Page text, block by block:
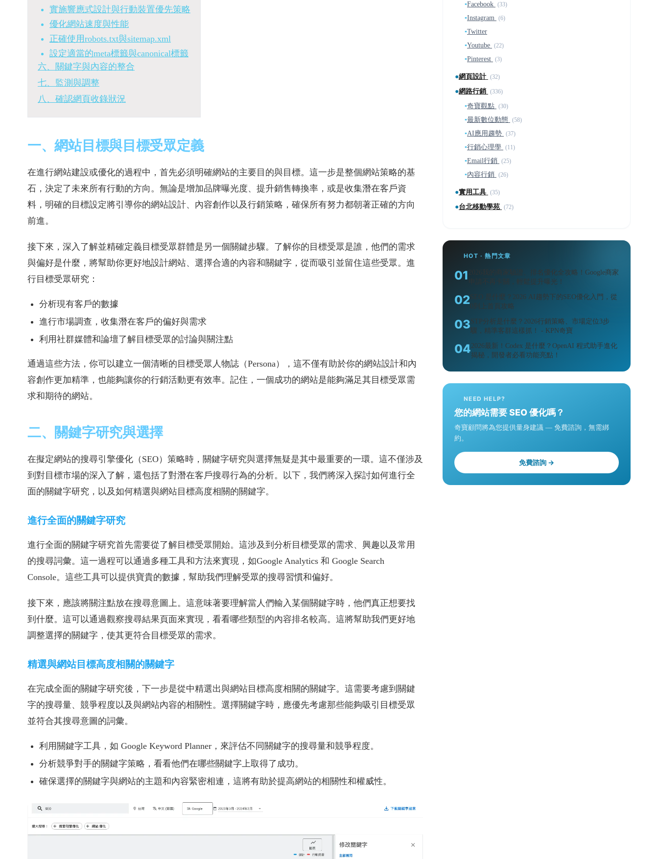
實施響應式設計與行動裝置優先策略
優化網站速度與性能
正確使用robots.txt與sitemap.xml
設定適當的meta標籤與canonical標籤
六、關鍵字與內容的整合
七、監測與調整
八、確認網頁收錄狀況
一、網站目標與目標受眾定義
在進行網站建設或優化的過程中，首先必須明確網站的主要目的與目標。這一步是整個網站策略的基
石，決定了未來所有行動的方向。無論是增加品牌曝光度、提升銷售轉換率，或是收集潛在客戶資
料，明確的目標設定將引導你的網站設計、內容創作以及行銷策略，確保所有努力都朝著正確的方向
前進。
接下來，深入了解並精確定義目標受眾群體是另一個關鍵步驟。了解你的目標受眾是誰，他們的需求
與偏好是什麼，將幫助你更好地設計網站、選擇合適的內容和關鍵字，從而吸引並留住這些受眾。進
行目標受眾研究：
分析現有客戶的數據
進行市場調查，收集潛在客戶的偏好與需求
利用社群媒體和論壇了解目標受眾的討論與關注點
通過這些方法，你可以建立一個清晰的目標受眾人物誌（Persona），這不僅有助於你的網站設計和內
容創作更加精準，也能夠讓你的行銷活動更有效率。記住，一個成功的網站是能夠滿足其目標受眾需
求和期待的網站。
二、關鍵字研究與選擇
在擬定網站的搜尋引擎優化（SEO）策略時，關鍵字研究與選擇無疑是其中最重要的一環。這不僅涉及
到對目標市場的深入了解，還包括了對潛在客戶搜尋行為的分析。以下，我們將深入探討如何進行全
面的關鍵字研究，以及如何精選與網站目標高度相關的關鍵字。
進行全面的關鍵字研究
進行全面的關鍵字研究首先需要從了解目標受眾開始。這涉及到分析目標受眾的需求、興趣以及常用
的搜尋詞彙。這一過程可以通過多種工具和方法來實現，如Google Analytics 和 Google Search
Console。這些工具可以提供寶貴的數據，幫助我們理解受眾的搜尋習慣和偏好。
接下來，應該將關注點放在搜尋意圖上。這意味著要理解當人們輸入某個關鍵字時，他們真正想要找
到什麼。這可以通過觀察搜尋結果頁面來實現，看看哪些類型的內容排名較高。這將幫助我們更好地
調整選擇的關鍵字，使其更符合目標受眾的需求。
精選與網站目標高度相關的關鍵字
在完成全面的關鍵字研究後，下一步是從中精選出與網站目標高度相關的關鍵字。這需要考慮到關鍵
字的搜尋量、競爭程度以及與網站內容的相關性。選擇關鍵字時，應優先考慮那些能夠吸引目標受眾
並符合其搜尋意圖的詞彙。
利用關鍵字工具，如 Google Keyword Planner，來評估不同關鍵字的搜尋量和競爭程度。
分析競爭對手的關鍵字策略，看看他們在哪些關鍵字上取得了成功。
確保選擇的關鍵字與網站的主題和內容緊密相連，這將有助於提高網站的相關性和權威性。
▪Facebook (33)
▪Instagram (6)
▪Twitter
▪Youtube (22)
▪Pinterest (3)
●網頁設計 (32)
●網路行銷 (336)
▪奇寶觀點 (30)
▪最新數位動態 (58)
▪AI應用趨勢 (37)
▪行銷心理學 (11)
▪Email行銷 (25)
▪內容行銷 (26)
●實用工具 (35)
●台北移動學苑 (72)
HOT · 熱門文章
01 2026我的商家驗證、排名優化全攻略！Google商家
申請不再卡關，輕鬆提升曝光！
02SEO 是什麼？2026 AI趨勢下的SEO優化入門，從
0到上首頁攻略
03STP分析是什麼？2026行銷策略、市場定位3步
驟，精準客群這樣抓！ - KPN奇寶
042026最新！Codex 是什麼？OpenAI 程式助手進化
揭秘，開發者必看功能亮點！
NEED HELP?
您的網站需要 SEO 優化嗎？
奇寶顧問將為您提供量身建議 — 免費諮詢，無需綁
約。
免費諮詢 →